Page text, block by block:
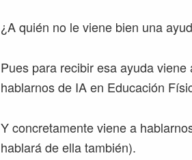
¿A quién no le viene bien una
Pues para recibir esa ayuda
hablarnos de IA en Educación
Y concretamente viene a
hablará de ella también).